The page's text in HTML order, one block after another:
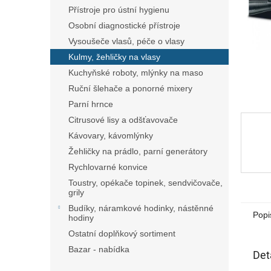
Přístroje pro ústní hygienu
Osobní diagnostické přístroje
Vysoušeče vlasů, péče o vlasy
Kulmy, žehličky na vlasy
Kuchyňské roboty, mlýnky na maso
Ruční šlehače a ponorné mixery
Parní hrnce
Citrusové lisy a odšťavovače
Kávovary, kávomlýnky
Žehličky na prádlo, parní generátory
Rychlovarné konvice
Toustry, opékače topinek, sendvičovače,
grily
Budíky, náramkové hodinky, nástěnné
hodiny
Ostatní doplňkový sortiment
Bazar - nabídka